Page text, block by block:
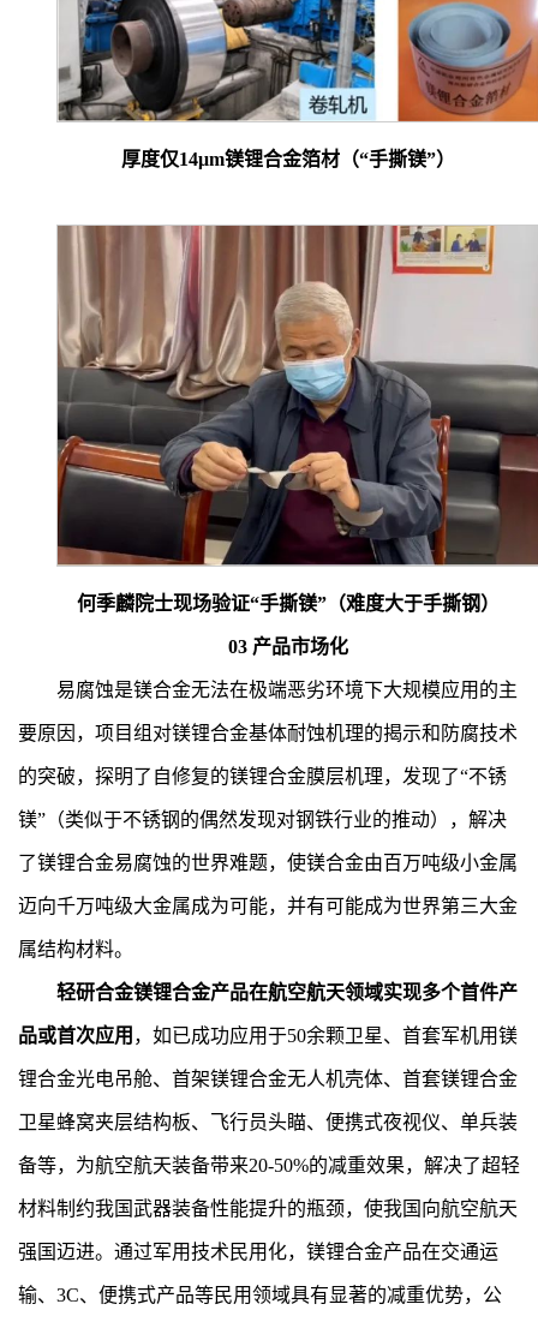
厚度仅14μm镁锂合金箔材（“手撕镁”）
何季麟院士现场验证“手撕镁”（难度大于手撕钢）
03 产品市场化
易腐蚀是镁合金无法在极端恶劣环境下大规模应用的主
要原因，项目组对镁锂合金基体耐蚀机理的揭示和防腐技术
的突破，探明了自修复的镁锂合金膜层机理，发现了“不锈
镁”（类似于不锈钢的偶然发现对钢铁行业的推动），解决
了镁锂合金易腐蚀的世界难题，使镁合金由百万吨级小金属
迈向千万吨级大金属成为可能，并有可能成为世界第三大金
属结构材料。
轻研合金镁锂合金产品在航空航天领域实现多个首件产
品或首次应用 ，如已成功应用于50余颗卫星、首套军机用镁
锂合金光电吊舱、首架镁锂合金无人机壳体、首套镁锂合金
卫星蜂窝夹层结构板、飞行员头瞄、便携式夜视仪、单兵装
备等，为航空航天装备带来20-50%的减重效果，解决了超轻
材料制约我国武器装备性能提升的瓶颈，使我国向航空航天
强国迈进。通过军用技术民用化，镁锂合金产品在交通运
输、3C、便携式产品等民用领域具有显著的减重优势，公